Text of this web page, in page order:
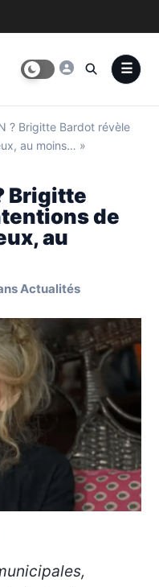
? Brigitte Bardot révèle
au moins… »
Brigitte
de
au
Actualités